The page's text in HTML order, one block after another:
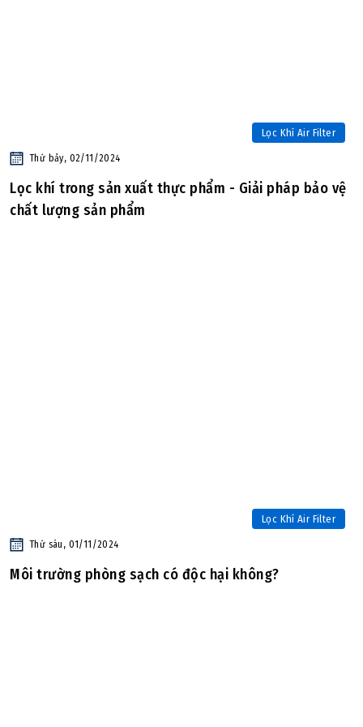
Lọc Khí Air Filter
Thứ bảy, 02/11/2024
Lọc khí trong sản xuất thực phẩm - Giải pháp bảo vệ
chất lượng sản phẩm
Lọc Khí Air Filter
Thứ sáu, 01/11/2024
Môi trường phòng sạch có độc hại không?